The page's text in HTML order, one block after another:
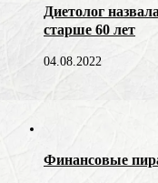
Диетолог
старше 60 лет
04.08.2022
Финансовые